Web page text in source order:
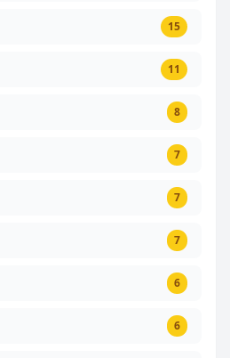
15
11
8
7
7
7
6
6